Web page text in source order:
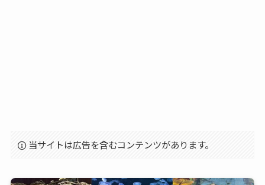
当サイトは広告を含むコンテンツがあります。